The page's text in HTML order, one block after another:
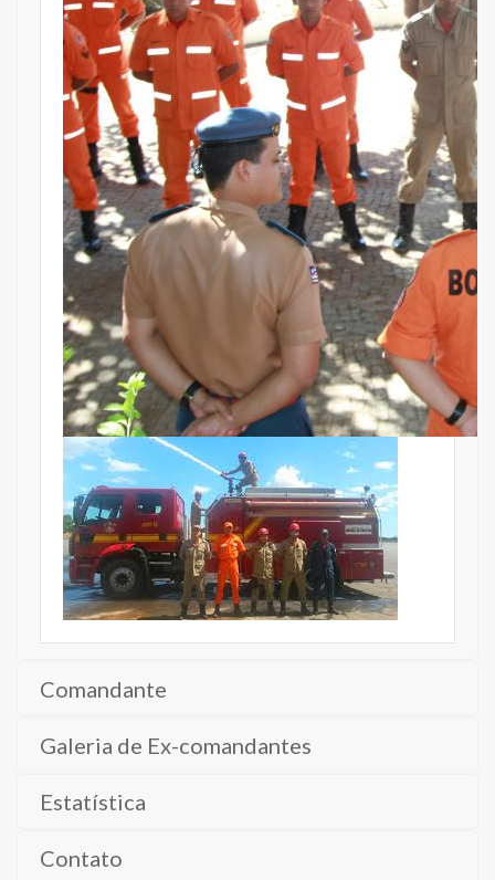
Comandante
Galeria de Ex-comandantes
Estatística
Contato